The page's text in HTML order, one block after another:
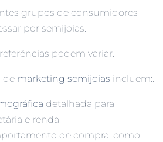
grupos de consumidores
por semijoias.
podem variar.
de marketing semijoias incluem:.
detalhada para
e renda.
de compra, como